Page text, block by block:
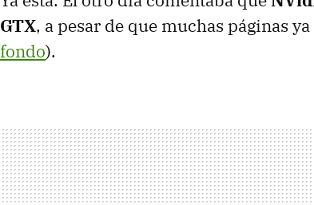
GTX, a pesar de que muchas páginas
fondo).